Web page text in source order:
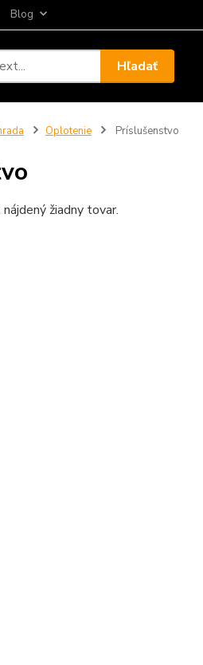
Blog
Hľadať
Oplotenie Príslušenstvo
žiadny tovar.